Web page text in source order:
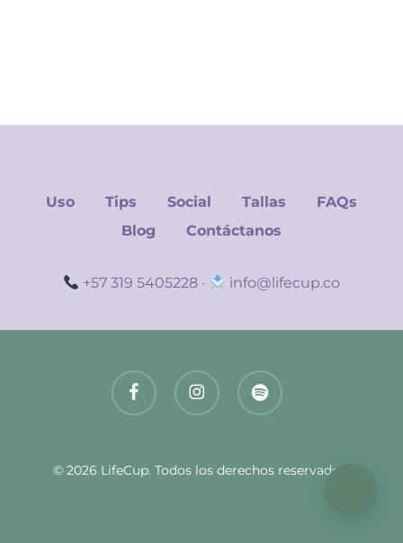
Uso Tips Social Tallas
FAQs
Blog
Contáctanos
+57 319 5405228 · info@lifecup.co
facebook instagram spotify
© 2026 LifeCup. Todos los derechos reservados.